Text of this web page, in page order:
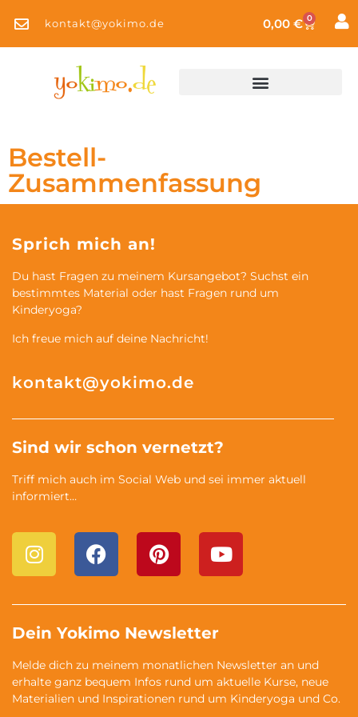
kontakt@yokimo.de 0,00 € 0
Bestell-
Zusammenfassung
Sprich mich an!
Du hast Fragen zu meinem Kursangebot? Suchst ein
bestimmtes Material oder hast Fragen rund um
Kinderyoga?
Ich freue mich auf deine Nachricht!
kontakt@yokimo.de
Sind wir schon vernetzt?
Triff mich auch im Social Web und sei immer aktuell
informiert…
Dein Yokimo Newsletter
Melde dich zu meinem monatlichen Newsletter an und
erhalte ganz bequem Infos rund um aktuelle Kurse, neue
Materialien und Inspirationen rund um Kinderyoga und Co.